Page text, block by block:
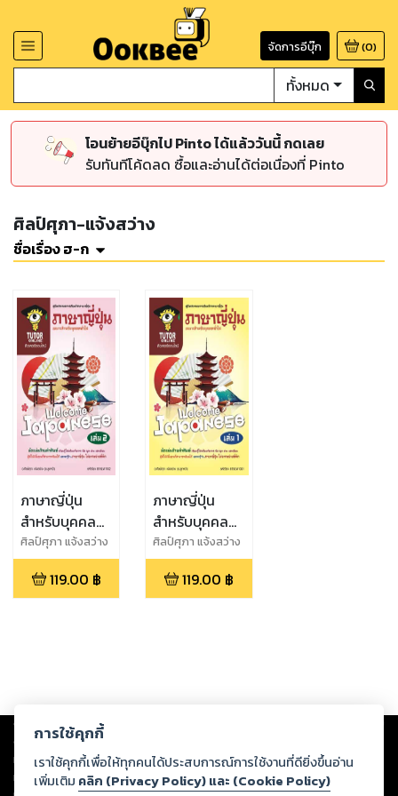
จัดการอีบุ๊ก (0)
ทั้งหมด
โอนย้ายอีบุ๊กไป Pinto ได้แล้ววันนี้ กดเลย
รับทันทีโค้ดลด ซื้อและอ่านได้ต่อเนื่องที่ Pinto
ศิลป์ศุภา-แจ้งสว่าง
ชื่อเรื่อง ฮ-ก
ภาษาญี่ปุ่น
สำหรับบุคคล
ทั่วไป เล่ม 2
ศิลป์ศุภา แจ้งสว่าง
119.00 ฿
ภาษาญี่ปุ่น
สำหรับบุคคล
ทั่วไป เล่ม 1
ศิลป์ศุภา แจ้งสว่าง
119.00 ฿
Copyright © 2026
ต่อผลงานหรือเนื้อหาใดที่อัปโหลดผ่านเว็บไซต์และปรากฏว่าละเมิดสิทธิใน
ทรัพย์สินทางปัญญาของบุคคลอื่นหรือขัดต่อกฎหมายและศีลธรรม ดังนั้น ผู้อ่าน
ทุกท่านโปรดใช้วิจารณญาณในการกลั่นกรองด้วยตนเอง และหากท่านพบว่าส่วน
การใช้คุกกี้
เราใช้คุกกี้เพื่อให้ทุกคนได้ประสบการณ์การใช้งานที่ดียิ่งขึ้นอ่าน
เพิ่มเติม คลิก (Privacy Policy) และ (Cookie Policy)